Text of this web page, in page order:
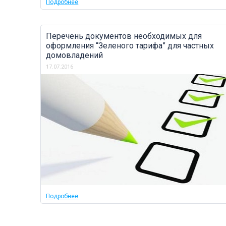
Подробнее
Перечень документов необходимых для
оформления “Зеленого тарифа” для частных
домовладений
17.07.2016
Подробнее